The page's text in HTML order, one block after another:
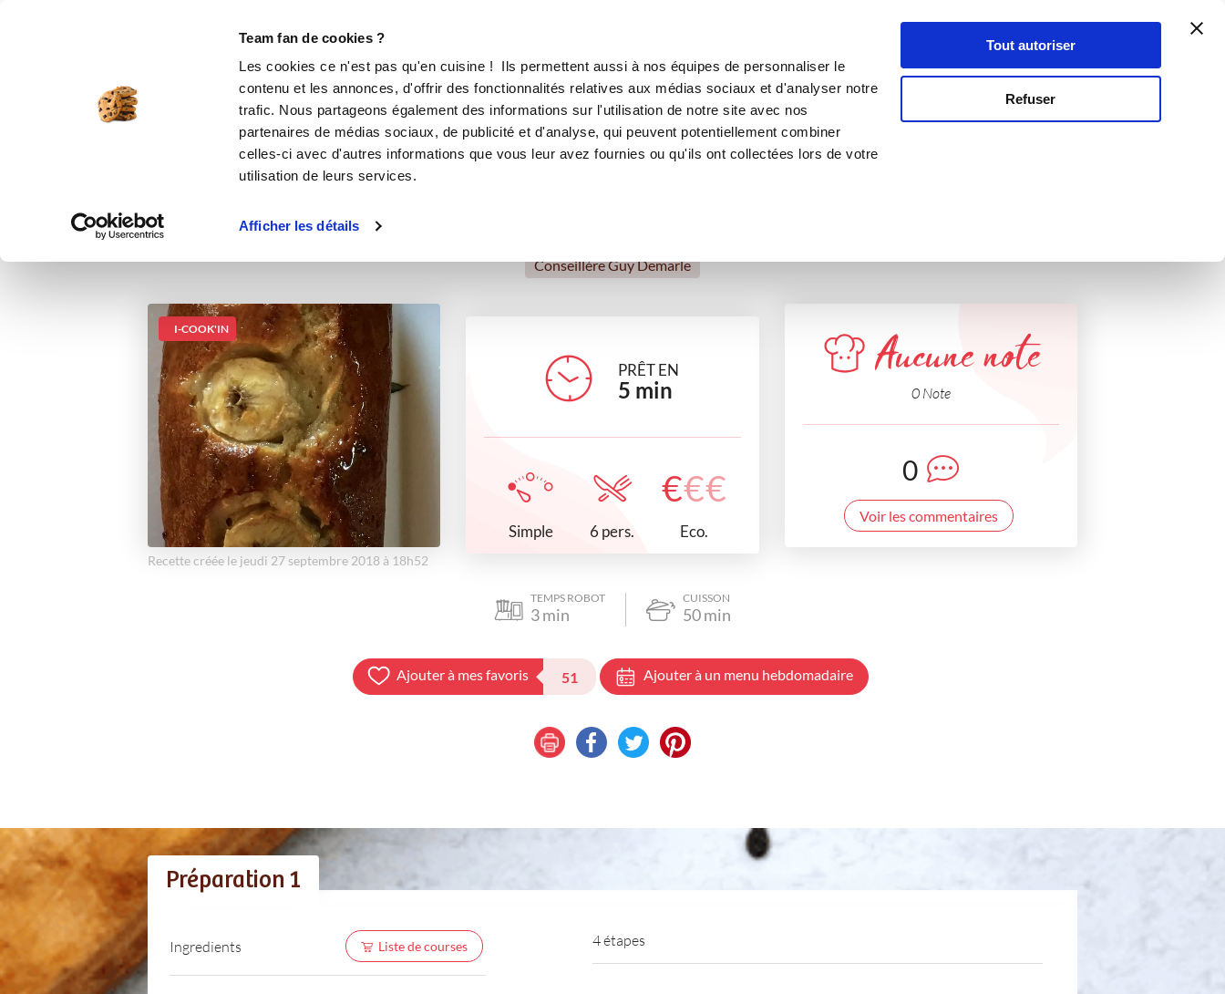
Team fan de cookies ?
Les cookies ce n'est pas qu'en cuisine ! Ils permettent aussi à nos équipes de personnaliser le
contenu et les annonces, d'offrir des fonctionnalités relatives aux médias sociaux et d'analyser notre
trafic. Nous partageons également des informations sur l'utilisation de notre site avec nos
partenaires de médias sociaux, de publicité et d'analyse, qui peuvent potentiellement combiner
celles-ci avec d'autres informations que vous leur avez fournies ou qu'ils ont collectées lors de votre
utilisation de leurs services.
Afficher les détails
Tout autoriser
Refuser
Se connecter
banana cake
desserts
Conseillère Guy Demarle
I-COOK'IN
Recette créée le jeudi 27 septembre 2018 à 18h52
PRÊT EN
5 min
Simple 6 pers.
€€€
Eco.
Aucune note
0 Note
0
Voir les commentaires
TEMPS ROBOT
3min
CUISSON
50min
Ajouter à mes favoris 51 Ajouter à un menu hebdomadaire
Préparation 1
Ingredients Liste de courses 4 étapes